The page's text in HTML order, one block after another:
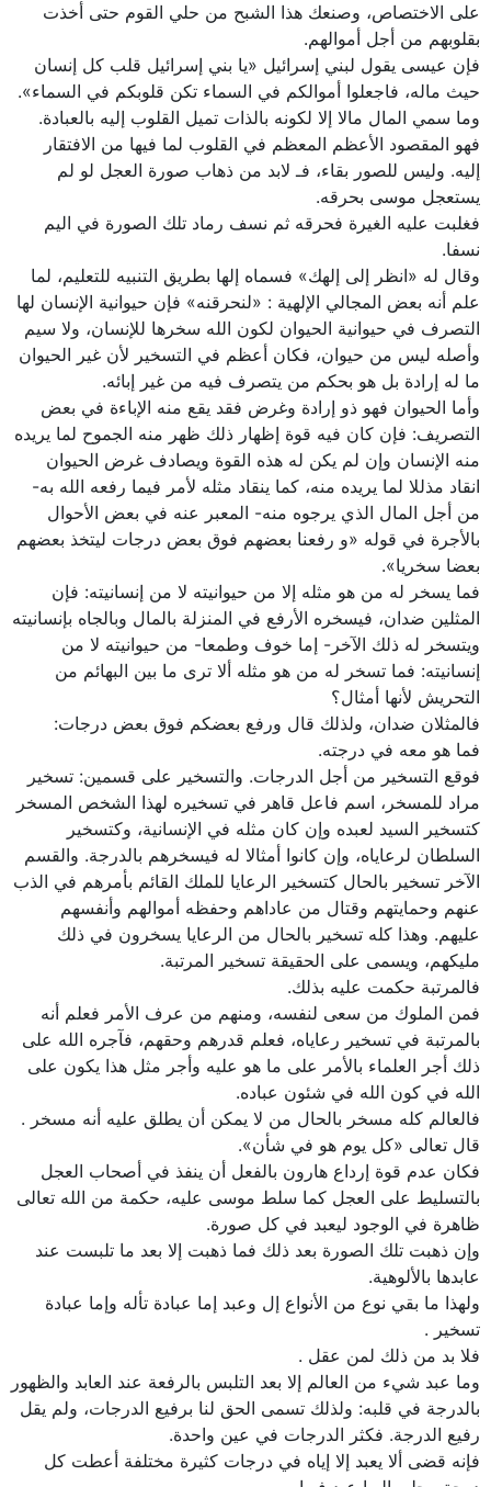
على الاختصاص، وصنعك هذا الشبح من حلي القوم حتى أخذت
بقلوبهم من أجل أموالهم.
فإن عيسى يقول لبني إسرائيل «يا بني إسرائيل قلب كل إنسان
حيث ماله، فاجعلوا أموالكم في السماء تكن قلوبكم في السماء».
وما سمي المال مالا إلا لكونه بالذات تميل القلوب إليه بالعبادة.
فهو المقصود الأعظم المعظم في القلوب لما فيها من الافتقار
إليه. وليس للصور بقاء، فـ لابد من ذهاب صورة العجل لو لم
يستعجل موسى بحرقه.
فغلبت عليه الغيرة فحرقه ثم نسف رماد تلك الصورة في اليم
نسفا.
وقال له‏ «انظر إلى‏ إلهك» فسماه إلها بطريق التنبيه للتعليم، لما
علم أنه بعض المجالي الإلهية : «لنحرقنه» فإن حيوانية الإنسان لها
التصرف في حيوانية الحيوان لكون الله سخرها للإنسان، ولا سيم
وأصله ليس من حيوان، فكان أعظم في التسخير لأن غير الحيوان
ما له إرادة بل هو بحكم من يتصرف فيه من غير إبائه.
وأما الحيوان فهو ذو إرادة وغرض فقد يقع منه‏ الإباءة في بعض
التصريف: فإن كان فيه قوة إظهار ذلك ظهر منه الجموح لما يريده
منه الإنسان وإن لم يكن له هذه القوة ويصادف‏ غرض الحيوان
انقاد مذللا لما يريده منه، كما ينقاد مثله لأمر فيما رفعه الله به-
من أجل المال الذي يرجوه منه- المعبر عنه في بعض الأحوال
بالأجرة في قوله‏ «و رفعنا بعضهم‏ فوق بعض درجات ليتخذ بعضهم‏
بعضا سخريا».
فما يسخر له من هو مثله إلا من حيوانيته لا من إنسانيته: فإن
المثلين ضدان، فيسخره الأرفع في المنزلة بالمال وبالجاه بإنسانيته
ويتسخر له ذلك الآخر- إما خوف وطمعا- من حيوانيته لا من
إنسانيته: فما تسخر له من هو مثله ألا ترى ما بين البهائم من
التحريش‏ لأنها أمثال؟
فالمثلان ضدان، ولذلك قال ورفع بعضكم فوق بعض درجات:
فما هو معه في درجته.
فوقع‏ التسخير من أجل الدرجات. والتسخير على قسمين: تسخير
مراد للمسخر، اسم فاعل قاهر في تسخيره لهذا الشخص المسخر
كتسخير السيد لعبده وإن كان مثله في الإنسانية، وكتسخير
السلطان لرعاياه، وإن كانوا أمثالا له فيسخرهم بالدرجة. والقسم
الآخر تسخير بالحال كتسخير الرعايا للملك‏ القائم بأمرهم في الذب
عنهم وحمايتهم وقتال من‏ عاداهم وحفظه أموالهم وأنفسهم
عليهم. وهذا كله تسخير بالحال من الرعايا يسخرون في ذلك
مليكهم، ويسمى على الحقيقة تسخير المرتبة.
فالمرتبة حكمت عليه بذلك.
فمن الملوك من سعى‏ لنفسه، ومنهم من عرف الأمر فعلم أنه
بالمرتبة في تسخير رعاياه، فعلم قدرهم وحقهم، فآجره الله على
ذلك أجر العلماء بالأمر على ما هو عليه وأجر مثل هذا يكون على
الله في كون الله في شئون عباده.
فالعالم كله مسخر بالحال من لا يمكن أن يطلق عليه أنه مسخر .
قال تعالى‏ «كل يوم هو في شأن».
فكان عدم قوة إرداع هارون بالفعل أن ينفذ في أصحاب العجل
بالتسليط على العجل كما سلط موسى عليه، حكمة من الله تعالى
ظاهرة في الوجود ليعبد في كل صورة.
وإن‏ ذهبت تلك الصورة بعد ذلك فما ذهبت إلا بعد ما تلبست عند
عابدها بالألوهية.
ولهذا ما بقي نوع من الأنواع إل وعبد إما عبادة تأله وإما عبادة
تسخير .
فلا بد من ذلك لمن عقل‏ .
وما عبد شي‏ء من العالم إلا بعد التلبس‏ بالرفعة عند العابد والظهور
بالدرجة في قلبه: ولذلك تسمى‏ الحق لنا برفيع الدرجات، ولم يقل
رفيع الدرجة. فكثر الدرجات في عين واحدة.
فإنه قضى ألا يعبد إلا إياه في درجات كثيرة مختلفة أعطت كل